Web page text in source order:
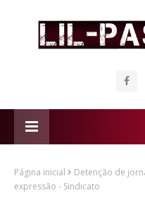
Página inicial
Detenção de
expressão - Sindicato